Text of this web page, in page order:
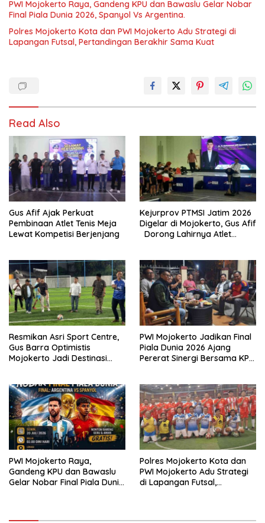
PWI Mojokerto Raya, Gandeng KPU dan Bawaslu Gelar Nobar
Final Piala Dunia 2026, Spanyol Vs Argentina.
Polres Mojokerto Kota dan PWI Mojokerto Adu Strategi di
Lapangan Futsal, Pertandingan Berakhir Sama Kuat
Read Also
Gus Afif Ajak Perkuat
Pembinaan Atlet Tenis Meja
Lewat Kompetisi Berjenjang
Kejurprov PTMSI Jatim 2026
Digelar di Mojokerto, Gus Afif
Dorong Lahirnya Atlet
Resmikan Asri Sport Centre,
Gus Barra Optimistis
Mojokerto Jadi Destinasi
PWI Mojokerto Jadikan Final
Piala Dunia 2026 Ajang
Pererat Sinergi Bersama KPU
PWI Mojokerto Raya,
Gandeng KPU dan Bawaslu
Gelar Nobar Final Piala Dunia
Polres Mojokerto Kota dan
PWI Mojokerto Adu Strategi
di Lapangan Futsal,